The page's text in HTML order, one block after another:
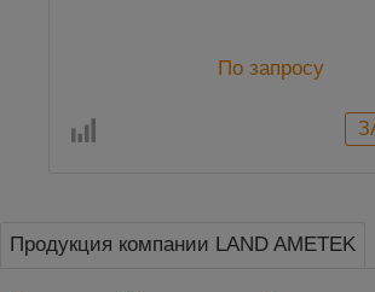
По запросу
Продукция компании LAND AMETEK